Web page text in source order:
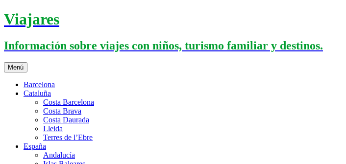
Saltar
al
Viajares
Información sobre viajes con niños, turismo familiar y destinos.
Menú
Barcelona
Cataluña
Costa Barcelona
Costa Brava
Costa Daurada
Lleida
Terres de l’Ebre
España
Andalucía